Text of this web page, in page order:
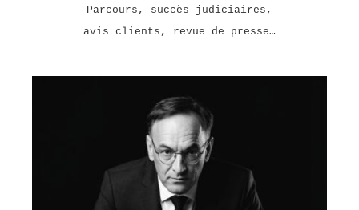
Parcours, succès judiciaires,
avis clients, revue de presse…